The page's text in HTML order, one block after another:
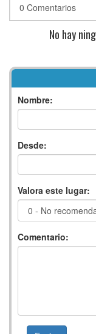
0 Comentarios
No hay
Nombre:
Desde:
Valora este lugar:
Comentario: